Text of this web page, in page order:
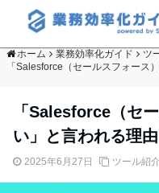
ホーム 業務効率化ガイド
ツ
「Salesforce（セールスフォース
「Salesforce（セ
い」と言われる理
2025年6月27日 ツール紹介